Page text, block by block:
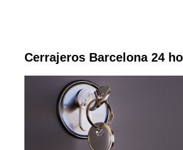
Cerrajeros Barcelona 24